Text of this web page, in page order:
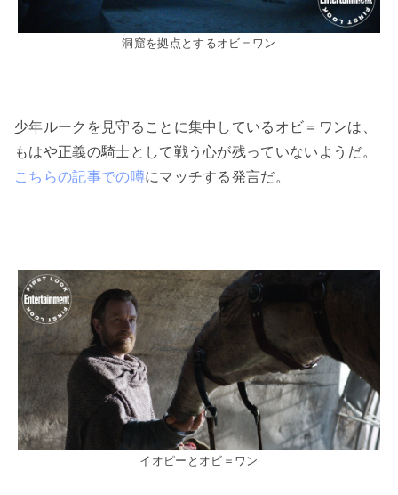
洞窟を拠点とするオビ＝ワン
少年ルークを見守ることに集中しているオビ＝ワンは、
もはや正義の騎士として戦う心が残っていないようだ。
こちらの記事での噂にマッチする発言だ。
イオピーとオビ＝ワン